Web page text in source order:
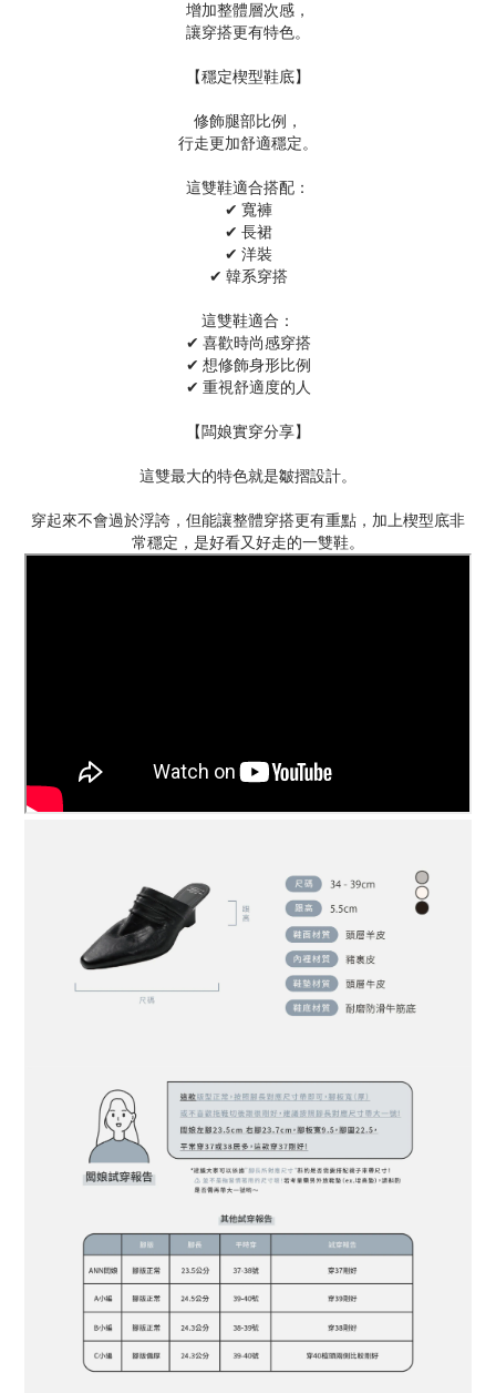
增加整體層次感，
讓穿搭更有特色。
【穩定楔型鞋底】
修飾腿部比例，
行走更加舒適穩定。
這雙鞋適合搭配：
✔ 寬褲
✔ 長裙
✔ 洋裝
✔ 韓系穿搭
這雙鞋適合：
✔ 喜歡時尚感穿搭
✔ 想修飾身形比例
✔ 重視舒適度的人
【闆娘實穿分享】
這雙最大的特色就是皺摺設計。
穿起來不會過於浮誇，但能讓整體穿搭更有重點，加上楔型底非
常穩定，是好看又好走的一雙鞋。